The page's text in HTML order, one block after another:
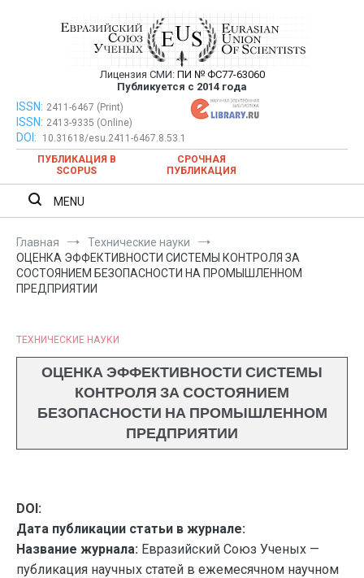
Евразийский Союз Ученых —
публикация научных статей в
ежемесячном научном журнале
Лицензия СМИ: ПИ № ФС77-63060
Публикуется с 2014 года
Евразийский Союз Ученых — публикация научных статей в
ежемесячном научном журнале
ISSN: 2411-6467 (Print)
ISSN: 2413-9335 (Online)
DOI:
10.31618/esu.2411-6467.8.53.1
ПУБЛИКАЦИЯ В
SCOPUS
СРОЧНАЯ
ПУБЛИКАЦИЯ
MENU
Главная
Технические науки
ОЦЕНКА ЭФФЕКТИВНОСТИ СИСТЕМЫ КОНТРОЛЯ ЗА
СОСТОЯНИЕМ БЕЗОПАСНОСТИ НА ПРОМЫШЛЕННОМ
ПРЕДПРИЯТИИ
ТЕХНИЧЕСКИЕ НАУКИ
ОЦЕНКА ЭФФЕКТИВНОСТИ СИСТЕМЫ
КОНТРОЛЯ ЗА СОСТОЯНИЕМ
БЕЗОПАСНОСТИ НА ПРОМЫШЛЕННОМ
ПРЕДПРИЯТИИ
DOI:
Дата публикации статьи в журнале:
Название журнала: Евразийский Союз Ученых —
публикация научных статей в ежемесячном научном